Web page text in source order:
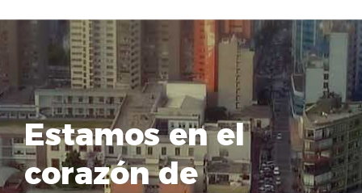
Estamos en el
corazón de